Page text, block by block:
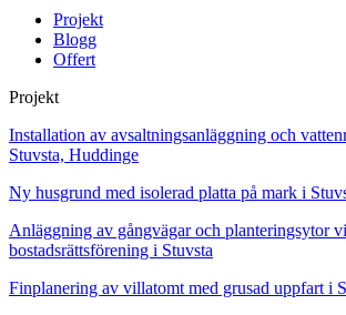
Projekt
Blogg
Offert
Projekt
Installation av avsaltningsanläggning och
Stuvsta, Huddinge
Ny husgrund med isolerad platta på mark i
Anläggning av gångvägar och planteringsytor
bostadsrättsförening i Stuvsta
Finplanering av villatomt med grusad uppfart i